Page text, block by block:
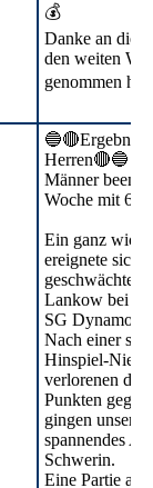
💰
Danke an die
den weiten
genommen
Herren🔴🔵
Männer
Woche mit 6
Ein ganz
ereignete sich
geschwächte
Lankow bei
SG Dynamo
Nach einer
Hinspiel-
verlorenen drei
Punkten
gingen unsere
spannendes
Schwerin.
Eine Partie auf